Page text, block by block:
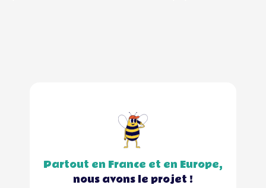
Partout en France et en Europe,
nous avons le projet !